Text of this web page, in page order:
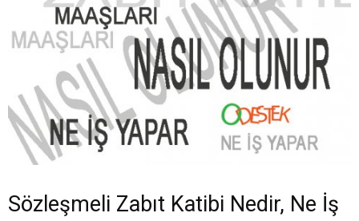
Sözleşmeli Zabıt Katibi Nedir, Ne İş